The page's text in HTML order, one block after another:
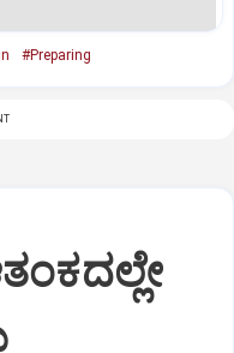
#Preparing